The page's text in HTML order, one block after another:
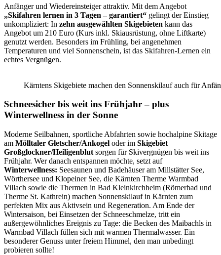
Anfänger und Wiedereinsteiger attraktiv. Mit dem Angebot
„Skifahren lernen in 3 Tagen – garantiert“ gelingt der Einstieg
unkompliziert: In zehn ausgewählten Skigebieten kann das
Angebot um 210 Euro (Kurs inkl. Skiausrüstung, ohne Liftkarte)
genutzt werden. Besonders im Frühling, bei angenehmen
Temperaturen und viel Sonnenschein, ist das Skifahren-Lernen ein
echtes Vergnügen.
Kärntens Skigebiete machen den Sonnenskilauf auch für
Schneesicher bis weit ins Frühjahr – plus
Winterwellness in der Sonne
Moderne Seilbahnen, sportliche Abfahrten sowie hochalpine Skitage
am Mölltaler Gletscher/Ankogel oder im Skigebiet
Großglockner/Heiligenblut sorgen für Skivergnügen bis weit ins
Frühjahr. Wer danach entspannen möchte, setzt auf
Winterwellness: Seesaunen und Badehäuser am Millstätter See,
Wörthersee und Klopeiner See, die Kärnten Therme Warmbad
Villach sowie die Thermen in Bad Kleinkirchheim (Römerbad und
Therme St. Kathrein) machen Sonnenskilauf in Kärnten zum
perfekten Mix aus Aktivsein und Regeneration. Am Ende der
Wintersaison, bei Einsetzen der Schneeschmelze, tritt ein
außergewöhnliches Ereignis zu Tage: die Becken des Maibachls in
Warmbad Villach füllen sich mit warmen Thermalwasser. Ein
besonderer Genuss unter freiem Himmel, den man unbedingt
probieren sollte!